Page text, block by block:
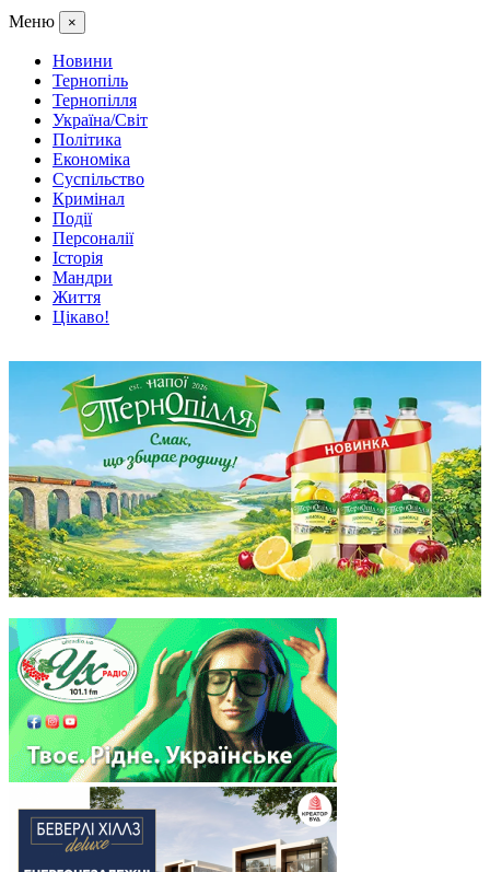
Меню ×
Новини
Тернопіль
Тернопілля
Україна/Світ
Політика
Економіка
Суспільство
Кримінал
Події
Персоналії
Історія
Мандри
Життя
Цікаво!